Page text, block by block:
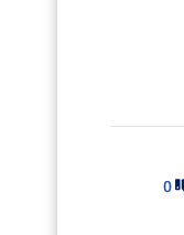
0